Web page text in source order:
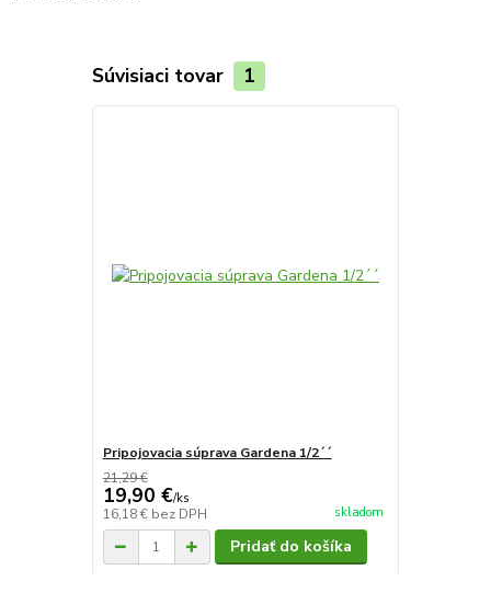
Súvisiaci tovar 1
Pripojovacia súprava Gardena 1/2´´
21,29 €
19,90 €/ks
16,18 € bez DPH skladom
Pridať do košíka